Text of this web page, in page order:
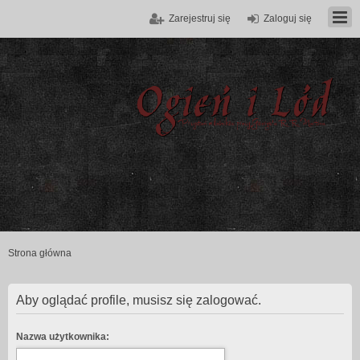
Zaloguj się
Zarejestruj się
Strona główna
Aby oglądać profile, musisz się zalogować.
Nazwa użytkownika: